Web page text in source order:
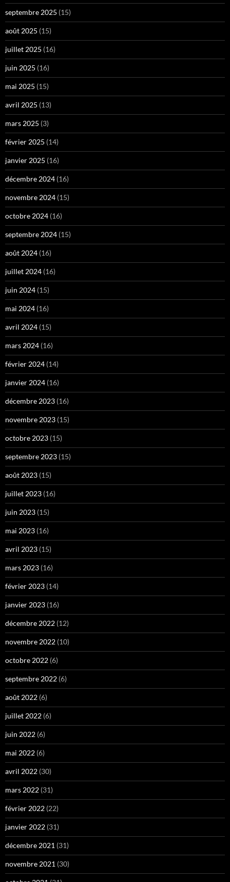
septembre 2025 (15)
août 2025 (15)
juillet 2025 (16)
juin 2025 (16)
mai 2025 (15)
avril 2025 (13)
mars 2025 (3)
février 2025 (14)
janvier 2025 (16)
décembre 2024 (16)
novembre 2024 (15)
octobre 2024 (16)
septembre 2024 (15)
août 2024 (16)
juillet 2024 (16)
juin 2024 (15)
mai 2024 (16)
avril 2024 (15)
mars 2024 (16)
février 2024 (14)
janvier 2024 (16)
décembre 2023 (16)
novembre 2023 (15)
octobre 2023 (15)
septembre 2023 (15)
août 2023 (15)
juillet 2023 (16)
juin 2023 (15)
mai 2023 (16)
avril 2023 (15)
mars 2023 (16)
février 2023 (14)
janvier 2023 (16)
décembre 2022 (12)
novembre 2022 (10)
octobre 2022 (6)
septembre 2022 (6)
août 2022 (6)
juillet 2022 (6)
juin 2022 (6)
mai 2022 (6)
avril 2022 (30)
mars 2022 (31)
février 2022 (22)
janvier 2022 (31)
décembre 2021 (31)
novembre 2021 (30)